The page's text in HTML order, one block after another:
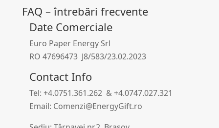
FAQ – întrebări frecvente
Date Comerciale
Euro Paper Energy Srl
RO 47696473 J8/583/23.02.2023
Contact Info
Tel: +4.0751.361.262 & +4.0747.027.321
Email: Comenzi@EnergyGift.ro